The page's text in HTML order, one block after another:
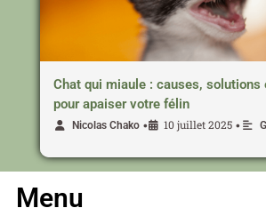
Chat qui miaule : causes, solutions
pour apaiser votre félin
Nicolas Chako • 10 juillet 2025 •
Menu